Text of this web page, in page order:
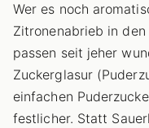
Wer es noch
Zitronenabrieb in
passen seit jeher
Zuckerglasur
einfachen
festlicher. Statt